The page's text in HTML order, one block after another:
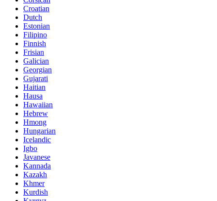
Croatian
Dutch
Estonian
Filipino
Finnish
Frisian
Galician
Georgian
Gujarati
Haitian
Hausa
Hawaiian
Hebrew
Hmong
Hungarian
Icelandic
Igbo
Javanese
Kannada
Kazakh
Khmer
Kurdish